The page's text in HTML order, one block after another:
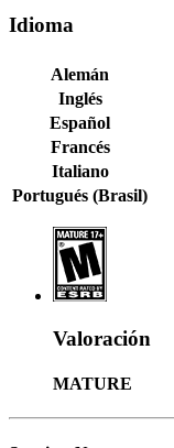
Idioma
Alemán
Inglés
Español
Francés
Italiano
Portugués (Brasil)
Valoración
MATURE